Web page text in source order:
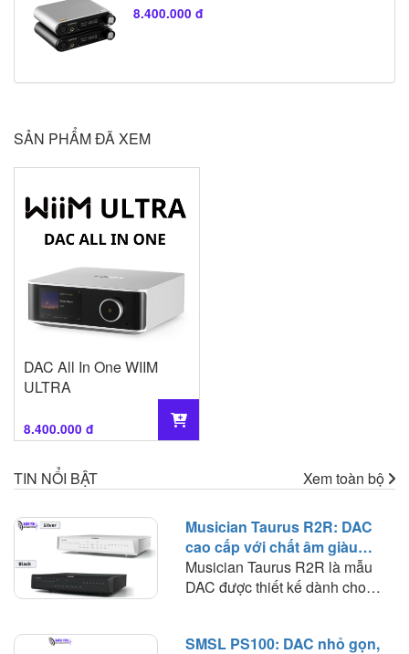
8.400.000 đ
SẢN PHẨM ĐÃ XEM
DAC All In One WIIM
ULTRA
8.400.000 đ
TIN NỔI BẬT Xem toàn bộ
Musician Taurus R2R: DAC
cao cấp với chất âm giàu
nhạc tính và khả năng phối
ghép rộng
Musician Taurus R2R là mẫu
DAC được thiết kế dành cho
và khuếch đại được tách thành
SMSL PS100: DAC nhỏ gọn,